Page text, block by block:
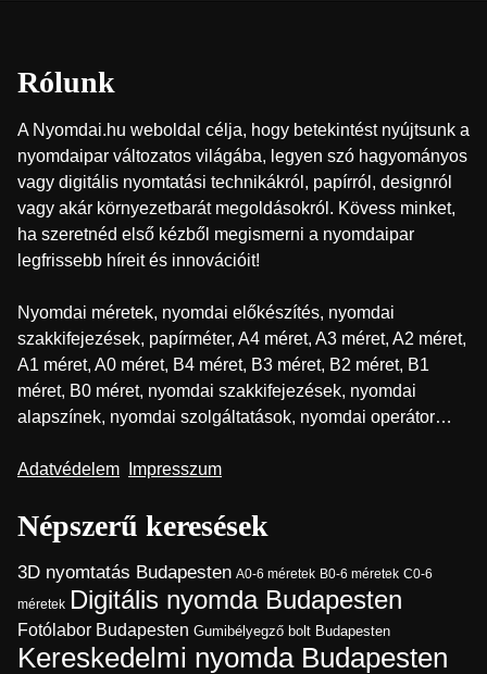
Rólunk
A Nyomdai.hu weboldal célja, hogy betekintést nyújtsunk a
nyomdaipar változatos világába, legyen szó hagyományos
vagy digitális nyomtatási technikákról, papírról, designról
vagy akár környezetbarát megoldásokról. Kövess minket,
ha szeretnéd első kézből megismerni a nyomdaipar
legfrissebb híreit és innovációit!
Nyomdai méretek, nyomdai előkészítés, nyomdai
szakkifejezések, papírméter, A4 méret, A3 méret, A2 méret,
A1 méret, A0 méret, B4 méret, B3 méret, B2 méret, B1
méret, B0 méret, nyomdai szakkifejezések, nyomdai
alapszínek, nyomdai szolgáltatások, nyomdai operátor…
Adatvédelem Impresszum
Népszerű keresések
3D nyomtatás Budapesten A0-6 méretek B0-6 méretek C0-6
méretek Digitális nyomda Budapesten
Fotólabor Budapesten Gumibélyegző bolt Budapesten
Kereskedelmi nyomda Budapesten